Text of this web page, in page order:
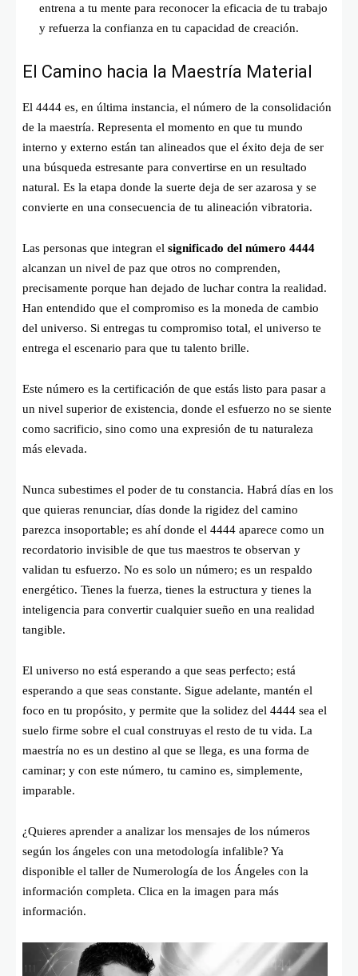
entrena a tu mente para reconocer la eficacia de tu trabajo
y refuerza la confianza en tu capacidad de creación.
El Camino hacia la Maestría Material
El 4444 es, en última instancia, el número de la consolidación
de la maestría. Representa el momento en que tu mundo
interno y externo están tan alineados que el éxito deja de ser
una búsqueda estresante para convertirse en un resultado
natural. Es la etapa donde la suerte deja de ser azarosa y se
convierte en una consecuencia de tu alineación vibratoria.
Las personas que integran el significado del número 4444
alcanzan un nivel de paz que otros no comprenden,
precisamente porque han dejado de luchar contra la realidad.
Han entendido que el compromiso es la moneda de cambio
del universo. Si entregas tu compromiso total, el universo te
entrega el escenario para que tu talento brille.
Este número es la certificación de que estás listo para pasar a
un nivel superior de existencia, donde el esfuerzo no se siente
como sacrificio, sino como una expresión de tu naturaleza
más elevada.
Nunca subestimes el poder de tu constancia. Habrá días en los
que quieras renunciar, días donde la rigidez del camino
parezca insoportable; es ahí donde el 4444 aparece como un
recordatorio invisible de que tus maestros te observan y
validan tu esfuerzo. No es solo un número; es un respaldo
energético. Tienes la fuerza, tienes la estructura y tienes la
inteligencia para convertir cualquier sueño en una realidad
tangible.
El universo no está esperando a que seas perfecto; está
esperando a que seas constante. Sigue adelante, mantén el
foco en tu propósito, y permite que la solidez del 4444 sea el
suelo firme sobre el cual construyas el resto de tu vida. La
maestría no es un destino al que se llega, es una forma de
caminar; y con este número, tu camino es, simplemente,
imparable.
¿Quieres aprender a analizar los mensajes de los números
según los ángeles con una metodología infalible? Ya
disponible el taller de Numerología de los Ángeles con la
información completa. Clica en la imagen para más
información.